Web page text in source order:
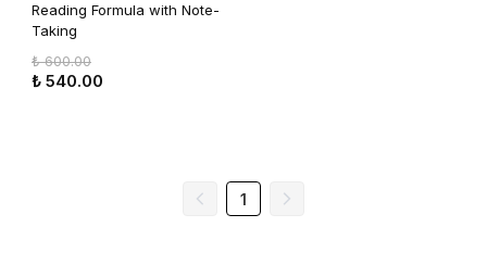
Reading Formula with Note-
Taking
₺ 600.00
₺ 540.00
1